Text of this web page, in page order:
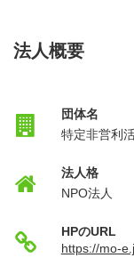
法人概要
団体名
特定非営利
法人格
NPO法人
HPのURL
https://mo-